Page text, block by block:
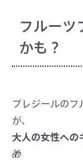
フルーツ
かも？
プレジールの
が、
大人の女性への
🎁